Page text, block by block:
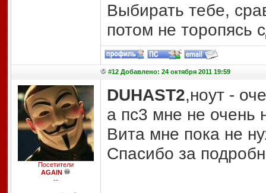
Выбирать тебе,
потом не торопясь
#12 Добавлено: 24 октября 2011 19:59
Посетители
AGAIN
--
DUHAST2,ноут -
а пс3 мне не очень
Вита мне пока не
Спасибо за